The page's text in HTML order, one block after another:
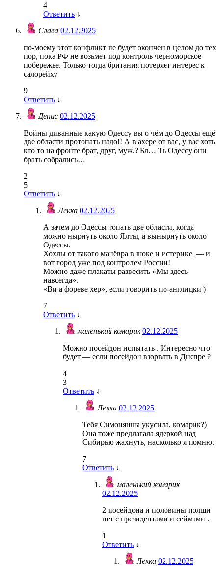
4
Ответить ↓
Слава 02.12.2025
по-моему этот конфликт не будет окончен в целом до тех
пор, пока РФ не возьмет под контроль черноморское
побережье. Только тогда британия потеряет интерес к
салорейху
9
Ответить ↓
Денис 02.12.2025
Войны диванные какую Одессу вы о чём до Одессы ещё
две области протопать надо!! А в ахере от вас, у вас хоть
кто то на фронте брат, друг, муж.? Бл… Ть Одессу они
брать собрались…
2
5
Ответить ↓
Лекка 02.12.2025
А зачем до Одессы топать две области, когда
можно нырнуть около Ялты, а вынырнуть около
Одессы.
Хохлы от такого манёвра в шоке и истерике, — и
вот город уже под контролем России!
Можно даже плакаты развесить «Мы здесь
навсегда».
«Ви а фореве хер», если говорить по-англицки )
7
Ответить ↓
маленький комарик02.12.2025
Можно посейдон испытать . Интересно что
будет — если посейдон взорвать в Днепре ?
4
3
Ответить ↓
Лекка 02.12.2025
Тебя Симонянша укусила, комарик?)
Она тоже предлагала ядеркой над
Сибирью жахнуть, насколько я помню.
7
Ответить ↓
маленький комарик
02.12.2025
2 посейдона и половины полши
нет с президентами и сеймами .
1
Ответить ↓
Лекка 02.12.2025